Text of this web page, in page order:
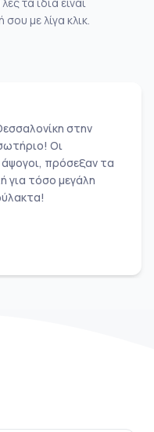
με λίγα κλικ.
στην
Οι
πρόσεξαν τα
για τόσο μεγάλη